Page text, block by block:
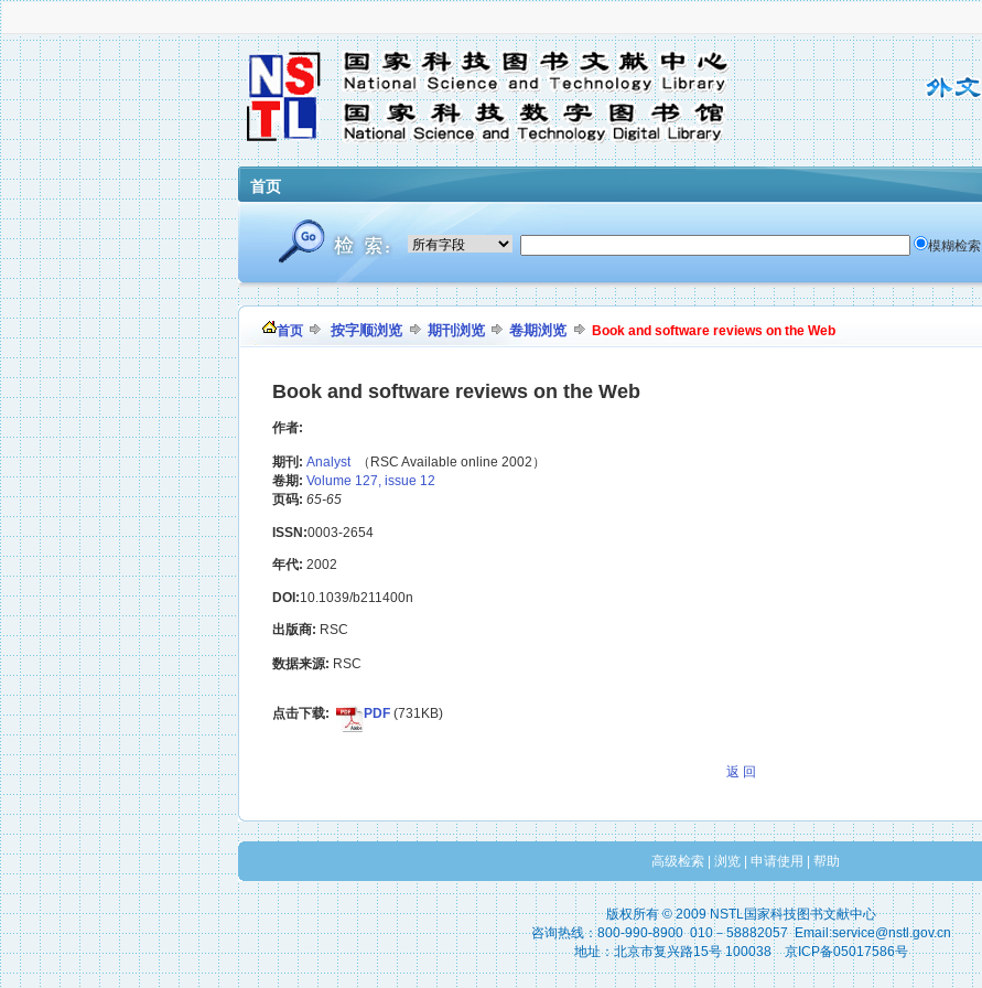
首页
模糊检索
首页 按字顺浏览 期刊浏览 卷期浏览 Book and software reviews on the Web
Book and software reviews on the Web
作者:
期刊: Analyst（RSC Available online 2002）
卷期: Volume 127, issue 12
页码: 65-65
ISSN:0003-2654
年代: 2002
DOI:10.1039/b211400n
出版商: RSC
数据来源: RSC
点击下载: PDF (731KB)
返 回
高级检索| 浏览| 申请使用 帮助
版权所有 © 2009 NSTL国家科技图书文献中心
咨询热线：800-990-8900 010－58882057 Email:service@nstl.gov.cn
地址：北京市复兴路15号 100038 京ICP备05017586号